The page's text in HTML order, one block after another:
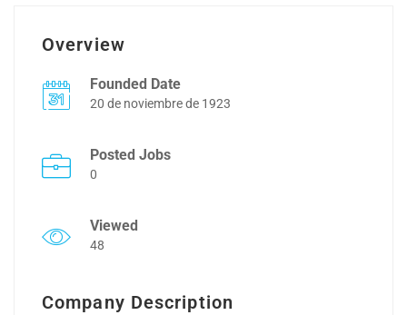
Overview
Founded Date
20 de noviembre de 1923
Posted Jobs
0
Viewed
48
Company Description